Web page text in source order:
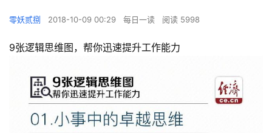
零妖贰捌 2018-10-09 00:29 每日一读 阅读 5998
9张逻辑思维图，帮你迅速提升工作能力